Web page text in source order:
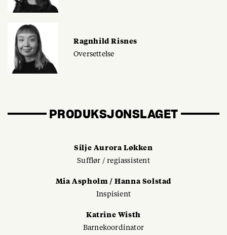
Ragnhild Risnes
Oversettelse
PRODUKSJONSLAGET
Silje Aurora Løkken
Sufflør / regiassistent
Mia Aspholm / Hanna Solstad
Inspisient
Katrine Wisth
Barnekoordinator